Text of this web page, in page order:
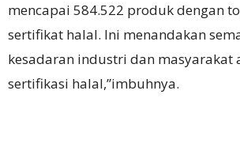
mencapai 584.522 produk dengan
sertifikat halal. Ini menandakan
kesadaran industri dan masyarakat
sertifikasi halal,”imbuhnya.